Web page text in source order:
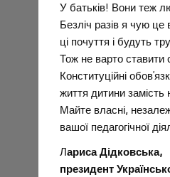
У батьків! Вони теж
Безліч разів я чую це
ці почуття і будуть
Тож не варто ставити
Конституційні
життя дитини замість
Майте власні,
вашої педагогічної
Лариса Дідковська,
президент